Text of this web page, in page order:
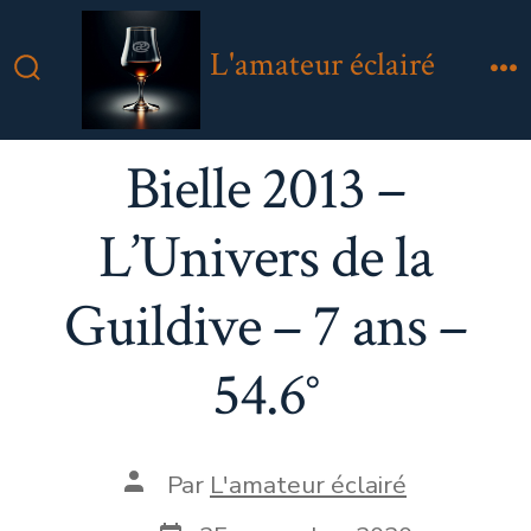
au
Bascule
Rechercher
L'amateur éclairé
Bielle 2013 –
L’Univers de la
Guildive – 7 ans –
54.6°
Auteur
Par L'amateur éclairé